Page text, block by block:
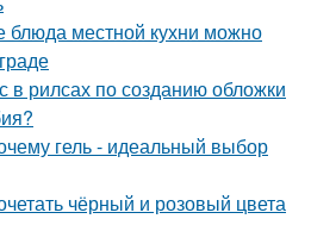
блюда местной кухни можно
в рилсах по созданию обложки
гель - идеальный выбор
чёрный и розовый цвета